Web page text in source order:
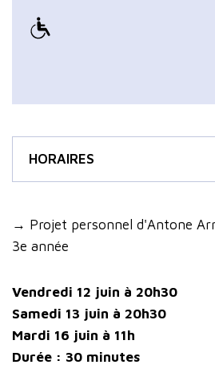
HORAIRES
→ Projet personnel d'Antone
3e année
Vendredi 12 juin à 20h30
Samedi 13 juin à 20h30
Mardi 16 juin à 11h
Durée : 30 minutes